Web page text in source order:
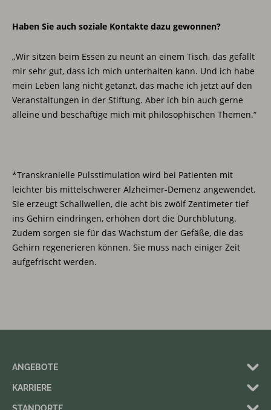
Haben Sie auch soziale Kontakte dazu gewonnen?
„Wir sitzen beim Essen zu neunt an einem Tisch, das gefällt
mir sehr gut, dass ich mich unterhalten kann. Und ich habe
mein Leben lang nicht getanzt, das mache ich jetzt auf den
Veranstaltungen in der Stiftung. Aber ich bin auch gerne
alleine und beschäftige mich mit philosophischen Themen.“
*Transkranielle Pulsstimulation wird bei Patienten mit
leichter bis mittelschwerer Alzheimer-Demenz angewendet.
Sie erzeugt Schallwellen, die acht bis zwölf Zentimeter tief
ins Gehirn eindringen, erhöhen dort die Durchblutung.
Zudem sorgen sie für das Wachstum der Gefäße, die das
Gehirn regenerieren können. Sie muss nach einiger Zeit
aufgefrischt werden.
ANGEBOTE
KARRIERE